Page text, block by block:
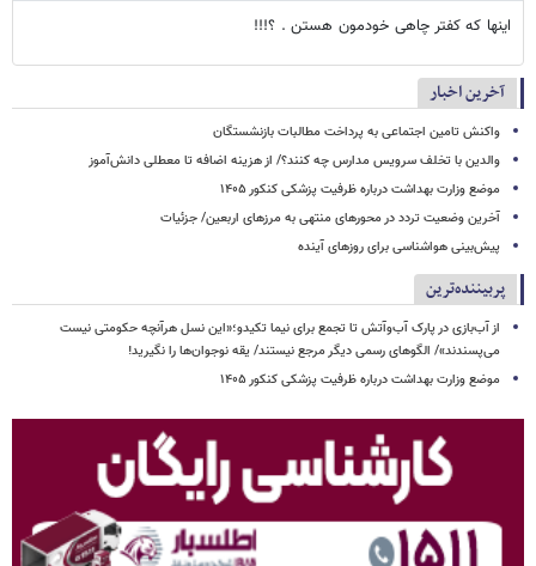
اینها که کفتر چاهی خودمون هستن . ؟!!!
آخرین اخبار
واکنش تامین اجتماعی به پرداخت مطالبات بازنشستگان
والدین با تخلف سرویس مدارس چه کنند؟/ از هزینه اضافه تا معطلی دانش‌آموز
موضع وزارت بهداشت درباره ظرفیت پزشکی کنکور ۱۴۰۵
آخرین وضعیت تردد در محورهای منتهی به مرزهای اربعین/ جزئیات
پیش‌بینی هواشناسی برای روزهای آینده
پربیننده‌ترین
از آب‌بازی در پارک آب‌وآتش تا تجمع برای نیما تکیدو؛«این نسل هرآنچه حکومتی نیست
می‌پسندند»/ الگوهای رسمی دیگر مرجع نیستند/ یقه نوجوان‌ها را نگیرید!
موضع وزارت بهداشت درباره ظرفیت پزشکی کنکور ۱۴۰۵